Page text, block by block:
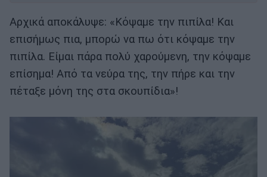
Αρχικά αποκάλυψε: «Κόψαμε την πιπίλα! Και
επισήμως πια, μπορώ να πω ότι κόψαμε την
πιπίλα. Είμαι πάρα πολύ χαρούμενη, την κόψαμε
επίσημα! Από τα νεύρα της, την πήρε και την
πέταξε μόνη της στα σκουπίδια»!